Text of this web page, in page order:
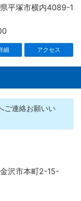
平塚市横内4089-1
細 アクセス
ご連絡お願いい
沢市本町2-15-